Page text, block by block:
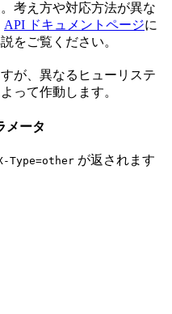
考え方や対応方法が異な
API ドキュメントページに
をご覧ください。
が、異なるヒューリステ
って作動します。
メータ
Type=other が返されます